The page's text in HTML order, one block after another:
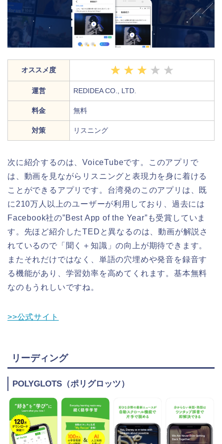
オススメ度
運営 REDIDEA CO., LTD.
料金 無料
対策 リスニング
次に紹介するのは、VoiceTubeです。このアプリで
は、動画を見ながらリスニングと表現力を身に着ける
ことができるアプリです。台湾発のこのアプリは、既
に210万人以上のユーザーが利用しており、過去には
Facebook社の”Best App of the Year”も受賞していま
す。先ほど紹介したTEDと異なるのは、動画が解説さ
れているので「聞く＋知識」の向上が期待できます。
またそれだけではなく、単語の穴埋めや発音を録音す
る機能があり、学習効率を高めてくれます。基本無料
なのもうれしいですね。
>>公式サイト
リーディング
POLYGLOTS（ポリグロッツ）